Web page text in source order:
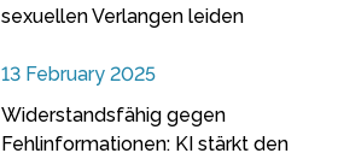
sexuellen Verlangen leiden
13 February 2025
Widerstandsfähig gegen
Fehlinformationen: KI stärkt den